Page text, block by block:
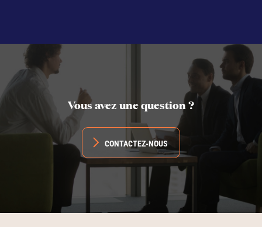
Vous avez une question ?
CONTACTEZ-NOUS